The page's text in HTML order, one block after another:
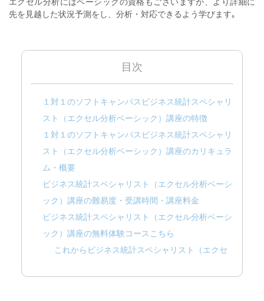
エクセル分析にはベーシックの資格もございますが、より詳細に
先を見越した状況予測をし、分析・対応できるよう学びます｡
目次
１対１のソフトキャンパスビジネス統計スペシャリ
スト（エクセル分析ベーシック）講座の特徴
１対１のソフトキャンパスビジネス統計スペシャリ
スト（エクセル分析ベーシック）講座のカリキュラ
ム・概要
ビジネス統計スペシャリスト（エクセル分析ベーシ
ック）講座の難易度・受講時間・講座料金
ビジネス統計スペシャリスト（エクセル分析ベーシ
ック）講座の無料体験コースこちら
これからビジネス統計スペシャリスト（エクセ